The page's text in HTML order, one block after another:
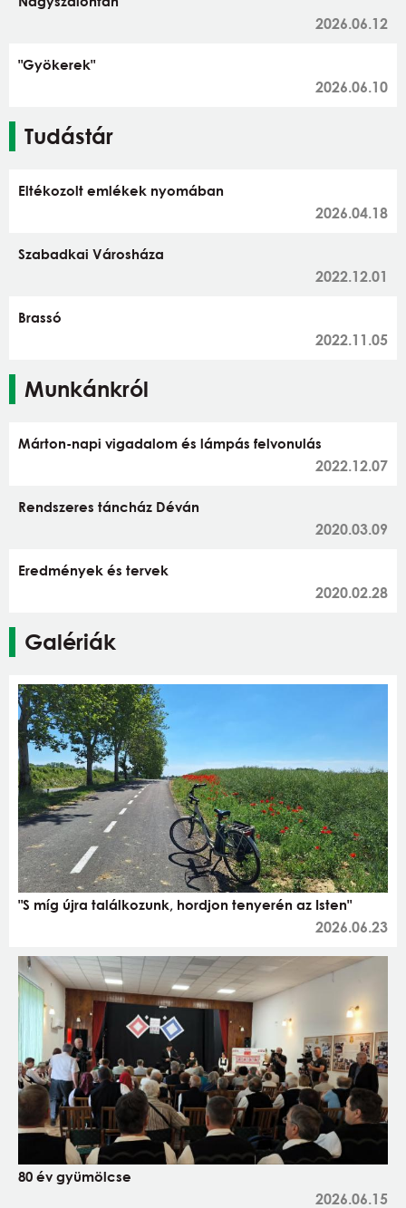
2026.06.12
"Gyökerek"
2026.06.10
Tudástár
Eltékozolt emlékek nyomában
2026.04.18
Szabadkai Városháza
2022.12.01
Brassó
2022.11.05
Munkánkról
Márton-napi vigadalom és lámpás felvonulás
2022.12.07
Rendszeres táncház Déván
2020.03.09
Eredmények és tervek
2020.02.28
Galériák
"S míg újra találkozunk, hordjon tenyerén az Isten"
2026.06.23
80 év gyümölcse
2026.06.15